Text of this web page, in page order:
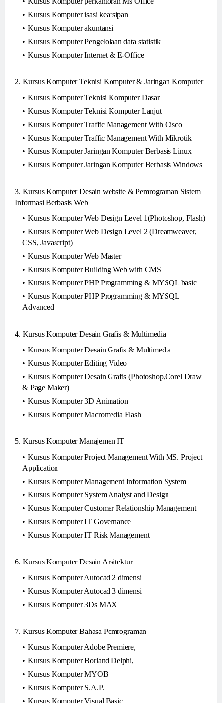
Kursus Komputer isasi kearsipan
Kursus Komputer akuntansi
Kursus Komputer Pengelolaan data statistik
Kursus Komputer Internet & E-Office
2. Kursus Komputer Teknisi Komputer & Jaringan Komputer
Kursus Komputer Teknisi Komputer Dasar
Kursus Komputer Teknisi Komputer Lanjut
Kursus Komputer Traffic Management With Cisco
Kursus Komputer Traffic Management With Mikrotik
Kursus Komputer Jaringan Komputer Berbasis Linux
Kursus Komputer Jaringan Komputer Berbasis Windows
3. Kursus Komputer Desain website & Pemrograman Sistem
Informasi Berbasis Web
Kursus Komputer Web Design Level 1(Photoshop, Flash)
Kursus Komputer Web Design Level 2 (Dreamweaver,
CSS, Javascript)
Kursus Komputer Web Master
Kursus Komputer Building Web with CMS
Kursus Komputer PHP Programming & MYSQL basic
Kursus Komputer PHP Programming & MYSQL
Advanced
4. Kursus Komputer Desain Grafis & Multimedia
Kursus Komputer Desain Grafis & Multimedia
Kursus Komputer Editing Video
Kursus Komputer Desain Grafis (Photoshop,Corel Draw
& Page Maker)
Kursus Komputer 3D Animation
Kursus Komputer Macromedia Flash
5. Kursus Komputer Manajemen IT
Kursus Komputer Project Management With MS. Project
Application
Kursus Komputer Management Information System
Kursus Komputer System Analyst and Design
Kursus Komputer Customer Relationship Management
Kursus Komputer IT Governance
Kursus Komputer IT Risk Management
6. Kursus Komputer Desain Arsitektur
Kursus Komputer Autocad 2 dimensi
Kursus Komputer Autocad 3 dimensi
Kursus Komputer 3Ds MAX
7. Kursus Komputer Bahasa Pemrograman
Kursus Komputer Adobe Premiere,
Kursus Komputer Borland Delphi,
Kursus Komputer MYOB
Kursus Komputer S.A.P.
Kursus Komputer Visual Basic